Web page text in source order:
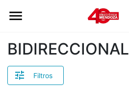
BIDIRECCIONAL
Filtros